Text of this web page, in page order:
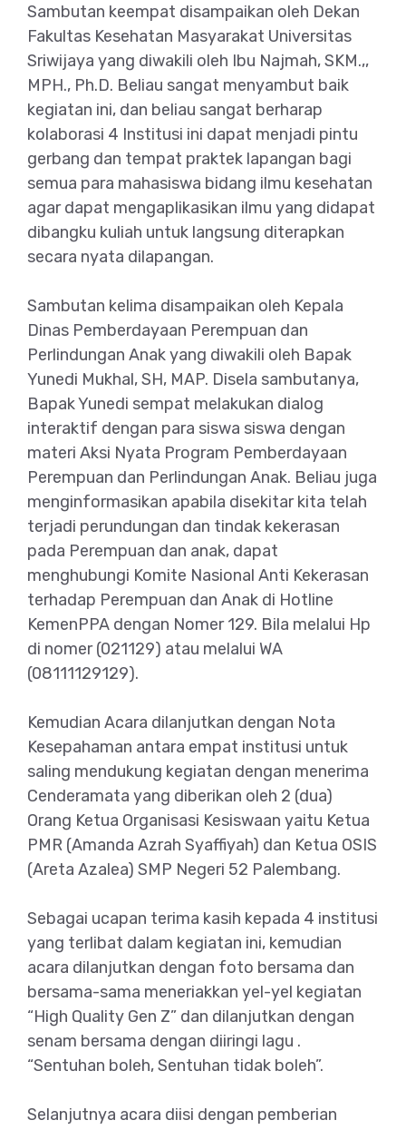
Sambutan keempat disampaikan oleh Dekan
Fakultas Kesehatan Masyarakat Universitas
Sriwijaya yang diwakili oleh Ibu Najmah, SKM.,,
MPH., Ph.D. Beliau sangat menyambut baik
kegiatan ini, dan beliau sangat berharap
kolaborasi 4 Institusi ini dapat menjadi pintu
gerbang dan tempat praktek lapangan bagi
semua para mahasiswa bidang ilmu kesehatan
agar dapat mengaplikasikan ilmu yang didapat
dibangku kuliah untuk langsung diterapkan
secara nyata dilapangan.
Sambutan kelima disampaikan oleh Kepala
Dinas Pemberdayaan Perempuan dan
Perlindungan Anak yang diwakili oleh Bapak
Yunedi Mukhal, SH, MAP. Disela sambutanya,
Bapak Yunedi sempat melakukan dialog
interaktif dengan para siswa siswa dengan
materi Aksi Nyata Program Pemberdayaan
Perempuan dan Perlindungan Anak. Beliau juga
menginformasikan apabila disekitar kita telah
terjadi perundungan dan tindak kekerasan
pada Perempuan dan anak, dapat
menghubungi Komite Nasional Anti Kekerasan
terhadap Perempuan dan Anak di Hotline
KemenPPA dengan Nomer 129. Bila melalui Hp
di nomer (021129) atau melalui WA
(08111129129).
Kemudian Acara dilanjutkan dengan Nota
Kesepahaman antara empat institusi untuk
saling mendukung kegiatan dengan menerima
Cenderamata yang diberikan oleh 2 (dua)
Orang Ketua Organisasi Kesiswaan yaitu Ketua
PMR (Amanda Azrah Syaffiyah) dan Ketua OSIS
(Areta Azalea) SMP Negeri 52 Palembang.
Sebagai ucapan terima kasih kepada 4 institusi
yang terlibat dalam kegiatan ini, kemudian
acara dilanjutkan dengan foto bersama dan
bersama-sama meneriakkan yel-yel kegiatan
“High Quality Gen Z” dan dilanjutkan dengan
senam bersama dengan diiringi lagu .
“Sentuhan boleh, Sentuhan tidak boleh”.
Selanjutnya acara diisi dengan pemberian